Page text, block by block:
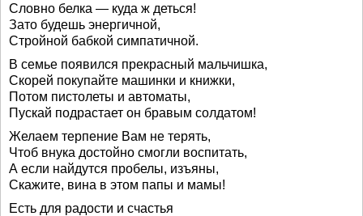
Словно белка — куда ж деться!
Зато будешь энергичной,
Стройной бабкой симпатичной.
В семье появился прекрасный мальчишка,
Скорей покупайте машинки и книжки,
Потом пистолеты и автоматы,
Пускай подрастает он бравым солдатом!
Желаем терпение Вам не терять,
Чтоб внука достойно смогли воспитать,
А если найдутся пробелы, изъяны,
Скажите, вина в этом папы и мамы!
Есть для радости и счастья